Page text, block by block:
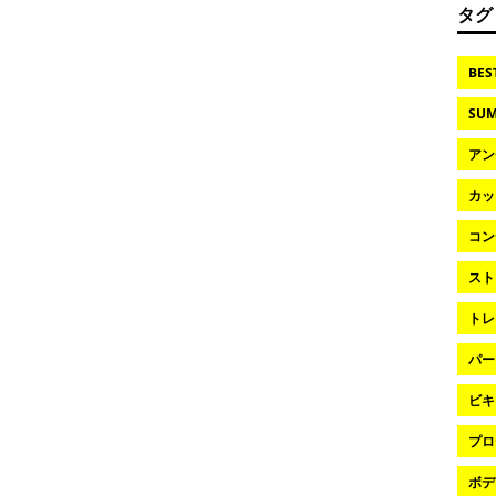
タグ
ア
カ
コ
ス
ト
パ
ビ
プ
ボ